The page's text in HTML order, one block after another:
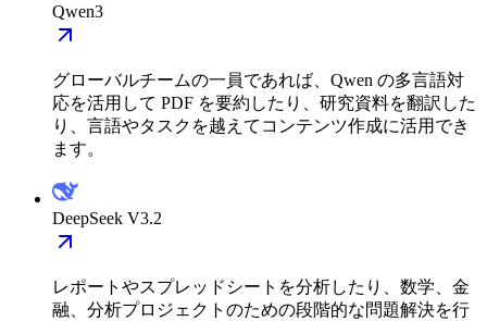
Qwen3
グローバルチームの一員であれば、Qwen の多言語対
応を活用して PDF を要約したり、研究資料を翻訳した
り、言語やタスクを越えてコンテンツ作成に活用でき
ます。
DeepSeek V3.2
レポートやスプレッドシートを分析したり、数学、金
融、分析プロジェクトのための段階的な問題解決を行